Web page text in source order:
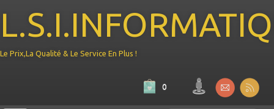
Le Prix,La Qualité & Le Service En Plus !
0